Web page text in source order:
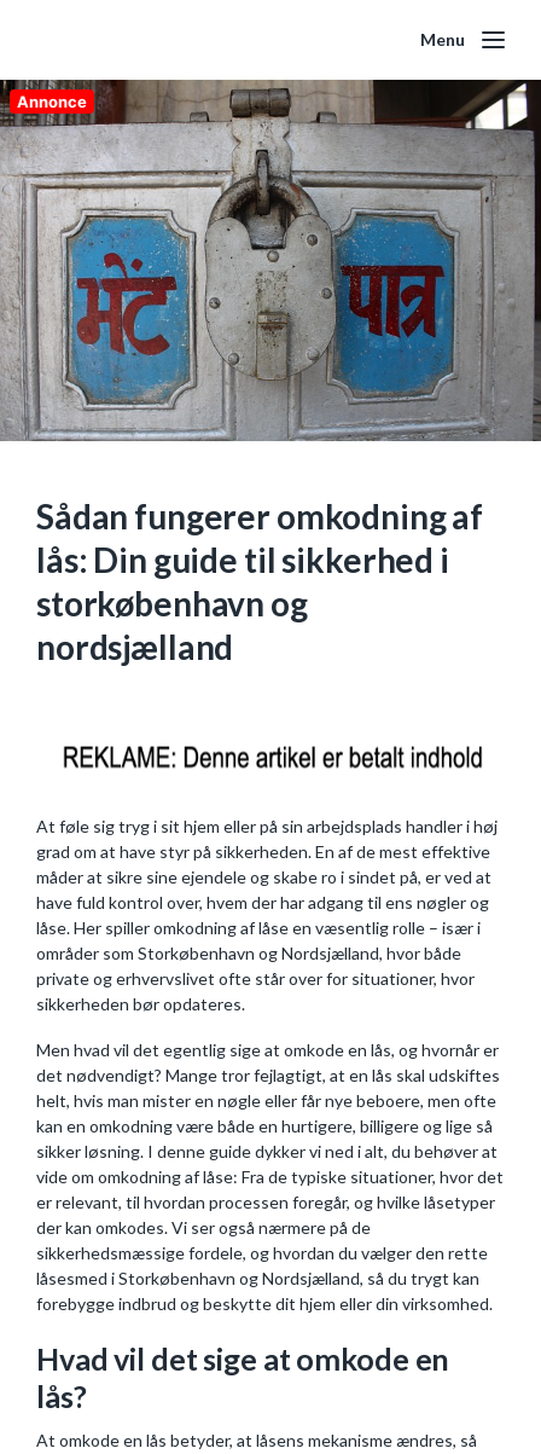
Menu
Annonce
Sådan fungerer omkodning af
lås: Din guide til sikkerhed i
storkøbenhavn og
nordsjælland
At føle sig tryg i sit hjem eller på sin arbejdsplads handler i høj
grad om at have styr på sikkerheden. En af de mest effektive
måder at sikre sine ejendele og skabe ro i sindet på, er ved at
have fuld kontrol over, hvem der har adgang til ens nøgler og
låse. Her spiller omkodning af låse en væsentlig rolle – især i
områder som Storkøbenhavn og Nordsjælland, hvor både
private og erhvervslivet ofte står over for situationer, hvor
sikkerheden bør opdateres.
Men hvad vil det egentlig sige at omkode en lås, og hvornår er
det nødvendigt? Mange tror fejlagtigt, at en lås skal udskiftes
helt, hvis man mister en nøgle eller får nye beboere, men ofte
kan en omkodning være både en hurtigere, billigere og lige så
sikker løsning. I denne guide dykker vi ned i alt, du behøver at
vide om omkodning af låse: Fra de typiske situationer, hvor det
er relevant, til hvordan processen foregår, og hvilke låsetyper
der kan omkodes. Vi ser også nærmere på de
sikkerhedsmæssige fordele, og hvordan du vælger den rette
låsesmed i Storkøbenhavn og Nordsjælland, så du trygt kan
forebygge indbrud og beskytte dit hjem eller din virksomhed.
Hvad vil det sige at omkode en
lås?
At omkode en lås betyder, at låsens mekanisme ændres, så